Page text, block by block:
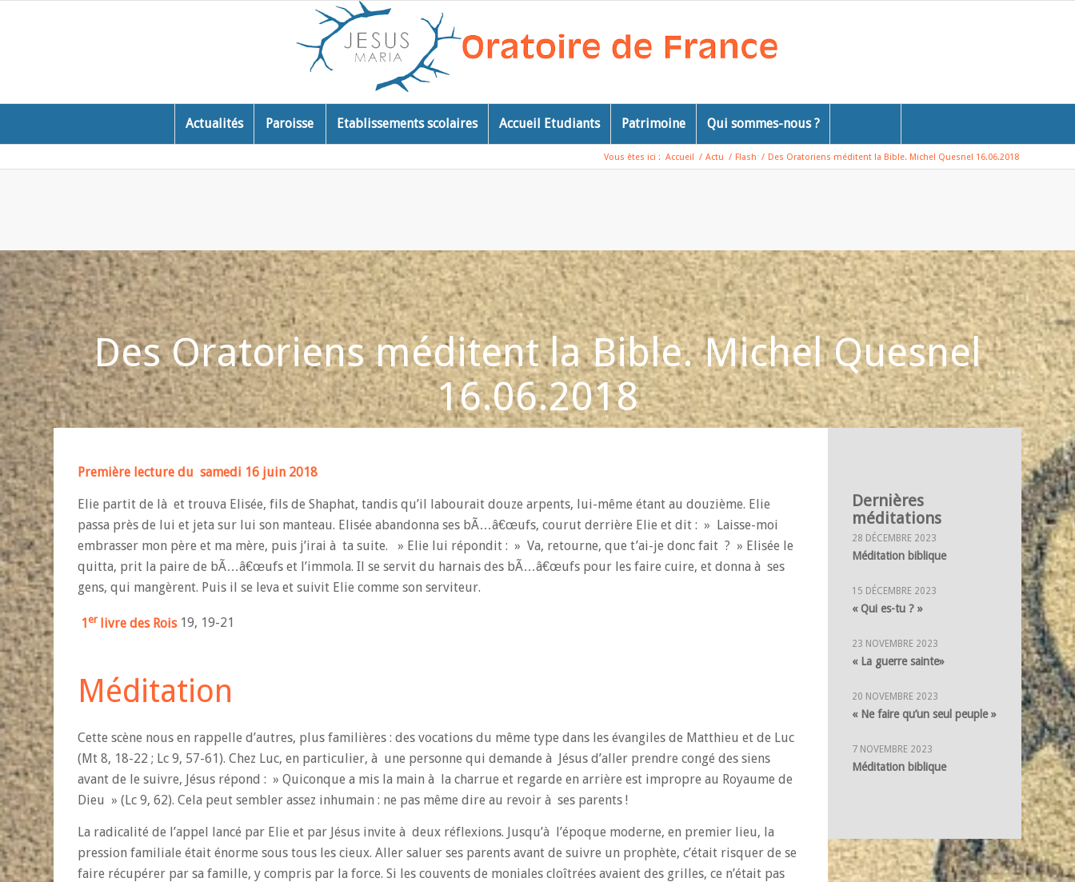
Actualités Paroisse Etablissements scolaires Accueil Etudiants Patrimoine Qui sommes-nous ?
Vous êtes ici : Accueil / Actu / Flash / Des Oratoriens méditent la Bible. Michel Quesnel 16.06.2018
Des Oratoriens méditent la Bible. Michel Quesnel
16.06.2018
Première lecture du samedi 16 juin 2018
Elie partit de là et trouva Elisée, fils de Shaphat, tandis qu’il labourait douze arpents, lui-même étant au douzième. Elie
passa près de lui et jeta sur lui son manteau. Elisée abandonna ses bÃ…â€œufs, courut derrière Elie et dit : » Laisse-moi
embrasser mon père et ma mère, puis j’irai à ta suite. » Elie lui répondit : » Va, retourne, que t’ai-je donc fait ? » Elisée le
quitta, prit la paire de bÃ…â€œufs et l’immola. Il se servit du harnais des bÃ…â€œufs pour les faire cuire, et donna à ses
gens, qui mangèrent. Puis il se leva et suivit Elie comme son serviteur.
1er livre des Rois 19, 19-21
Méditation
Cette scène nous en rappelle d’autres, plus familières : des vocations du même type dans les évangiles de Matthieu et de Luc
(Mt 8, 18-22 ; Lc 9, 57-61). Chez Luc, en particulier, à une personne qui demande à Jésus d’aller prendre congé des siens
avant de le suivre, Jésus répond : » Quiconque a mis la main à la charrue et regarde en arrière est impropre au Royaume de
Dieu » (Lc 9, 62). Cela peut sembler assez inhumain : ne pas même dire au revoir à ses parents !
La radicalité de l’appel lancé par Elie et par Jésus invite à deux réflexions. Jusqu’à l’époque moderne, en premier lieu, la
pression familiale était énorme sous tous les cieux. Aller saluer ses parents avant de suivre un prophète, c’était risquer de se
faire récupérer par sa famille, y compris par la force. Si les couvents de moniales cloîtrées avaient des grilles, ce n’était pas
Dernières
méditations
28 DÉCEMBRE 2023
Méditation biblique
15 DÉCEMBRE 2023
« Qui es-tu ? »
23 NOVEMBRE 2023
« La guerre sainte»
20 NOVEMBRE 2023
« Ne faire qu’un seul peuple »
7 NOVEMBRE 2023
Méditation biblique